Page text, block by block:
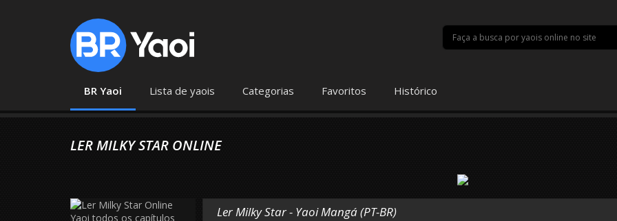
BR Yaoi Lista de yaois Categorias Favoritos Histórico
LER MILKY STAR ONLINE
Ler Milky Star - Yaoi Mangá (PT-BR)